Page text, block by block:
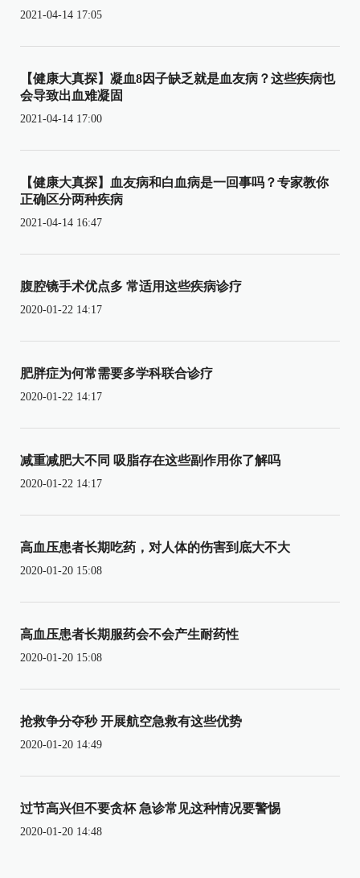
2021-04-14 17:05
【健康大真探】凝血8因子缺乏就是血友病？这些疾病也
会导致出血难凝固
2021-04-14 17:00
【健康大真探】血友病和白血病是一回事吗？专家教你
正确区分两种疾病
2021-04-14 16:47
腹腔镜手术优点多 常适用这些疾病诊疗
2020-01-22 14:17
肥胖症为何常需要多学科联合诊疗
2020-01-22 14:17
减重减肥大不同 吸脂存在这些副作用你了解吗
2020-01-22 14:17
高血压患者长期吃药，对人体的伤害到底大不大
2020-01-20 15:08
高血压患者长期服药会不会产生耐药性
2020-01-20 15:08
抢救争分夺秒 开展航空急救有这些优势
2020-01-20 14:49
过节高兴但不要贪杯 急诊常见这种情况要警惕
2020-01-20 14:48